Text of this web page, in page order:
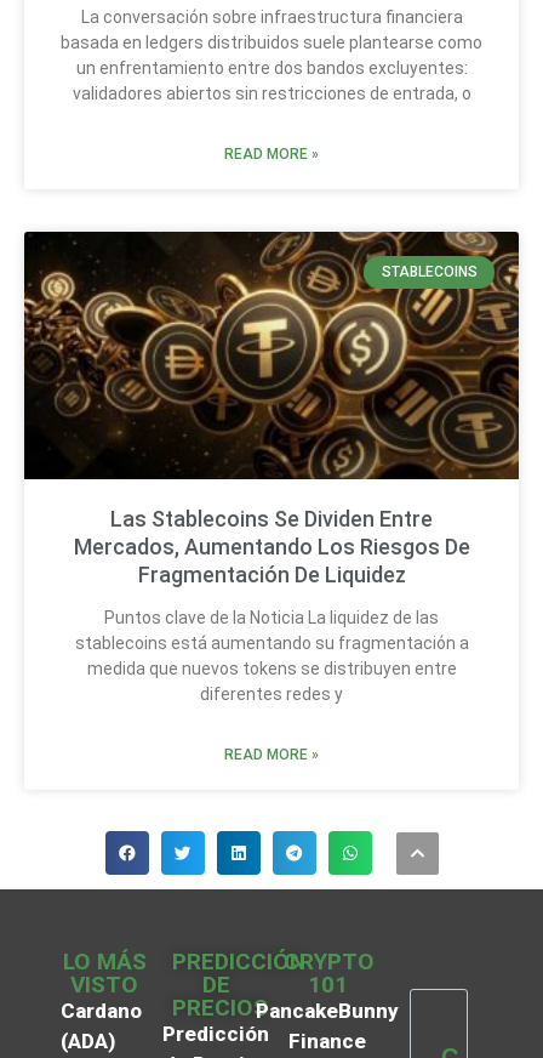
La conversación sobre infraestructura financiera
basada en ledgers distribuidos suele plantearse como
un enfrentamiento entre dos bandos excluyentes:
validadores abiertos sin restricciones de entrada, o
READ MORE »
STABLECOINS
Las Stablecoins Se Dividen Entre
Mercados, Aumentando Los Riesgos De
Fragmentación De Liquidez
Puntos clave de la Noticia La liquidez de las
stablecoins está aumentando su fragmentación a
medida que nuevos tokens se distribuyen entre
diferentes redes y
READ MORE »
LO MÁS
VISTO
Cardano
(ADA)
PREDICCIÓN
DE
PRECIOS
Predicción
CRYPTO
101
PancakeBunny
Finance